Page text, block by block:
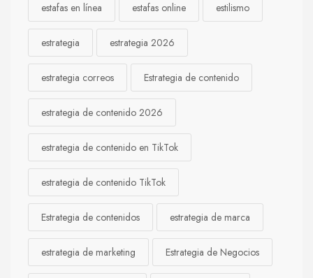
estafas en línea estafas online estilismo
estrategia estrategia 2026
estrategia correos Estrategia de contenido
estrategia de contenido 2026
estrategia de contenido en TikTok
estrategia de contenido TikTok
Estrategia de contenidos estrategia de marca
estrategia de marketing Estrategia de Negocios